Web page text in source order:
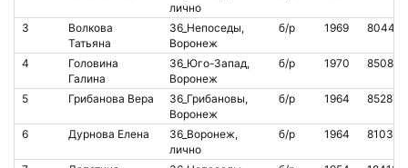
лично
3
Волкова
Татьяна
36_Непоседы,
Воронеж
б/р 1969
4
Головина
Галина
36_Юго-Запад,
Воронеж
б/р 1970
5 Грибанова Вера
36_Грибановы,
Воронеж
б/р 1964
6 Дурнова Елена
36_Воронеж,
лично
б/р 1964